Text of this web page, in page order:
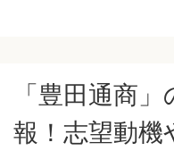
「豊田通商
報！志望動機